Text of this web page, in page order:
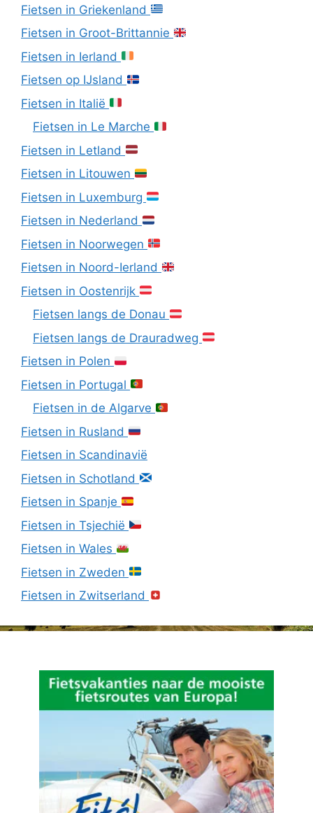
Fietsen in Griekenland
Fietsen in Groot-Brittannie
Fietsen in Ierland
Fietsen op IJsland
Fietsen in Italië
Fietsen in Le Marche
Fietsen in Letland
Fietsen in Litouwen
Fietsen in Luxemburg
Fietsen in Nederland
Fietsen in Noorwegen
Fietsen in Noord-Ierland
Fietsen in Oostenrijk
Fietsen langs de Donau
Fietsen langs de Drauradweg
Fietsen in Polen
Fietsen in Portugal
Fietsen in de Algarve
Fietsen in Rusland
Fietsen in Scandinavië
Fietsen in Schotland
Fietsen in Spanje
Fietsen in Tsjechië
Fietsen in Wales
Fietsen in Zweden
Fietsen in Zwitserland